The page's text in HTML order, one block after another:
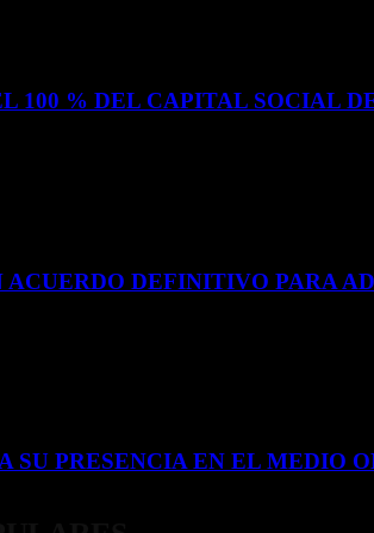
100 % DEL CAPITAL SOCIAL
ACUERDO DEFINITIVO PARA
SU PRESENCIA EN EL MEDIO